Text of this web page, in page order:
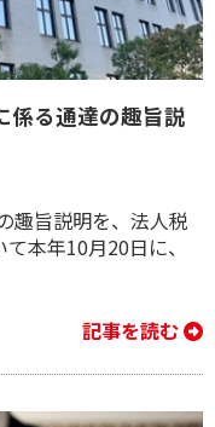
係る通達の趣旨説
趣旨説明を、法人税
本年10月20日に、
記事を読む